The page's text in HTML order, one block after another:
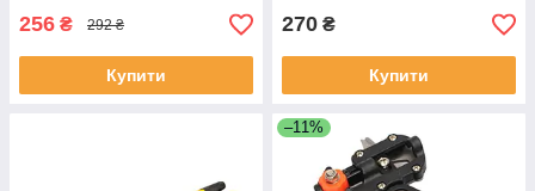
256 ₴ 292 ₴
Купити
270 ₴
Купити
–11%